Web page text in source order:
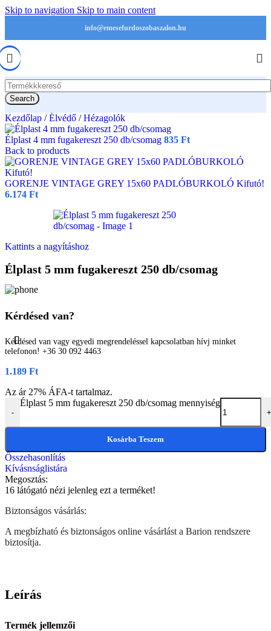
Skip to navigation Skip to main content
info@emesefurdoszobaszalon.hu
Search
Kezdőlap / Élvédő / Hézagolók
Élplast 4 mm fugakereszt 250 db/csomag 835 Ft
Back to products
GORENJE VINTAGE GREY 15x60 PADLÓBURKOLÓ Kifutó!
6.174 Ft
Kattints a nagyításhoz
Élplast 5 mm fugakereszt 250 db/csomag
Kérdésed van?
Kérdésed van vagy egyedi megrendeléssel kapcsolatban hívj minket
telefonon! +36 30 092 4463
1.189 Ft
Az ár 27% ÁFA-t tartalmaz.
-
Élplast 5 mm fugakereszt 250 db/csomag mennyiség
+
Kosárba Teszem
Összehasonlítás
Kívásnságlistára
Megosztás:
16 látógató nézi jelenleg ezt a terméket!
Biztonságos vásárlás:
A megbízható és biztonságos online vásárlást a Barion rendszere
biztosítja.
Leírás
Termék jellemzői